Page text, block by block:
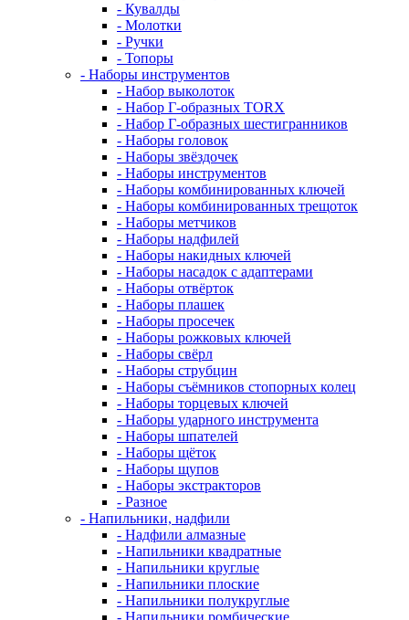
- Кувалды
- Молотки
- Ручки
- Топоры
- Наборы инструментов
- Набор выколоток
- Набор Г-образных TORX
- Набор Г-образных шестигранников
- Наборы головок
- Наборы звёздочек
- Наборы инструментов
- Наборы комбинированных ключей
- Наборы комбинированных трещоток
- Наборы метчиков
- Наборы надфилей
- Наборы накидных ключей
- Наборы насадок с адаптерами
- Наборы отвёрток
- Наборы плашек
- Наборы просечек
- Наборы рожковых ключей
- Наборы свёрл
- Наборы струбцин
- Наборы съёмников стопорных колец
- Наборы торцевых ключей
- Наборы ударного инструмента
- Наборы шпателей
- Наборы щёток
- Наборы щупов
- Наборы экстракторов
- Разное
- Напильники, надфили
- Надфили алмазные
- Напильники квадратные
- Напильники круглые
- Напильники плоские
- Напильники полукруглые
- Напильники ромбические